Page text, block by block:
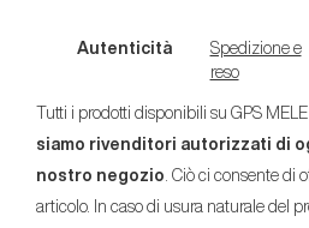
Autenticità
Spedizione e
reso
Tutti i prodotti disponibili su GPS MELE
siamo rivenditori autorizzati di
nostro negozio . Ciò ci consente di
articolo. In caso di usura naturale del